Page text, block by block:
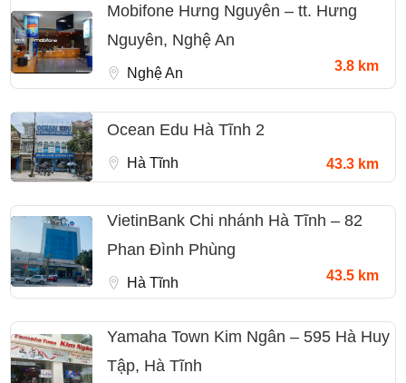
Mobifone Hưng Nguyên – tt. Hưng
Nguyên, Nghệ An
Nghệ An 3.8 km
Ocean Edu Hà Tĩnh 2
Hà Tĩnh 43.3 km
VietinBank Chi nhánh Hà Tĩnh – 82
Phan Đình Phùng
Hà Tĩnh 43.5 km
Yamaha Town Kim Ngân – 595 Hà Huy
Tập, Hà Tĩnh